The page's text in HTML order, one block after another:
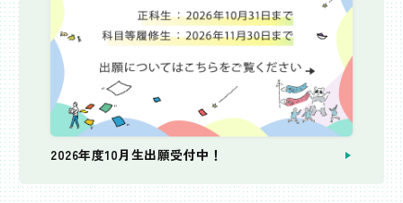
2026年度10月生出願受付中！